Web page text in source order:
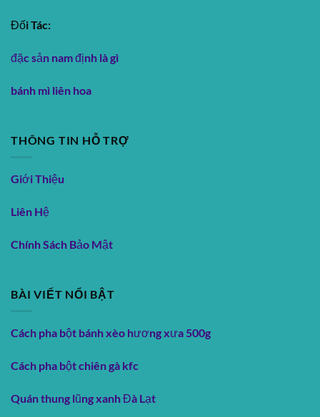
Đối Tác:
đặc sản nam định là gì
bánh mì liên hoa
THÔNG TIN HỖ TRỢ
Giới Thiệu
Liên Hệ
Chính Sách Bảo Mật
BÀI VIẾT NỔI BẬT
Cách pha bột bánh xèo hương xưa 500g
Cách pha bột chiên gà kfc
Quán thung lũng xanh Đà Lạt